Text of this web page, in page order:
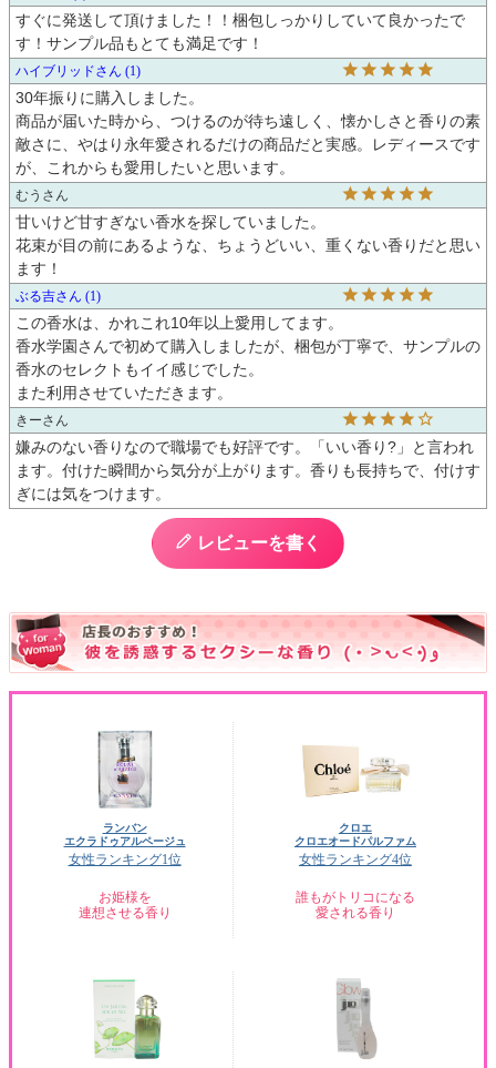
すぐに発送して頂けました！！梱包しっかりしていて良かったで
す！サンプル品もとても満足です！
ハイブリッド 1
30年振りに購入しました。
商品が届いた時から、つけるのが待ち遠しく、懐かしさと香りの素
敵さに、やはり永年愛されるだけの商品だと実感。レディースです
が、これからも愛用したいと思います。
むう
甘いけど甘すぎない香水を探していました。
花束が目の前にあるような、ちょうどいい、重くない香りだと思い
ます！
ぶる吉 1
この香水は、かれこれ10年以上愛用してます。
香水学園さんで初めて購入しましたが、梱包が丁寧で、サンプルの
香水のセレクトもイイ感じでした。
また利用させていただきます。
きー
嫌みのない香りなので職場でも好評です。「いい香り?」と言われ
ます。付けた瞬間から気分が上がります。香りも長持ちで、付けす
ぎには気をつけます。
レビューを書く
ランバン
エクラドゥアルページュ
女性ランキング1位
お姫様を
連想させる香り
クロエ
クロエオードパルファム
女性ランキング4位
誰もがトリコになる
愛される香り